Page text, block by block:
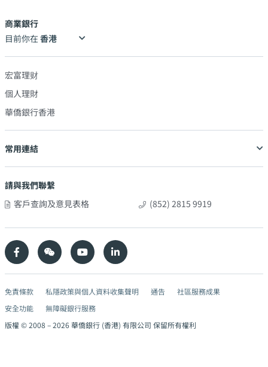
商業銀行
目前你在
宏富理财
個人理財
華僑銀行香港
常用連結
請與我們聯繫
客戶查詢及意見表格
(852) 2815 9919
免責條款 私隱政策與個人資料收集聲明 通告
社區服務成果
安全功能
無障礙銀行服務
版權 © 2008 –2026 華僑銀行 (香港) 有限公司 保留所有權利